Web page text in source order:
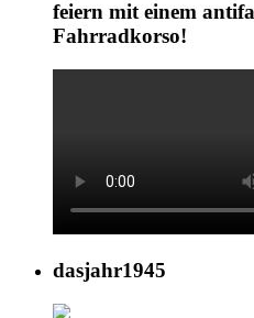
feiern mit einem
Fahrradkorso!
dasjahr1945